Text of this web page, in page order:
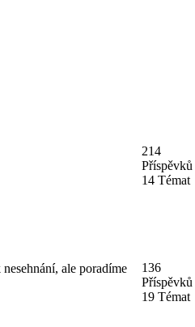
214
Příspěvků
14 Témat
ale poradíme
136
Příspěvků
19 Témat